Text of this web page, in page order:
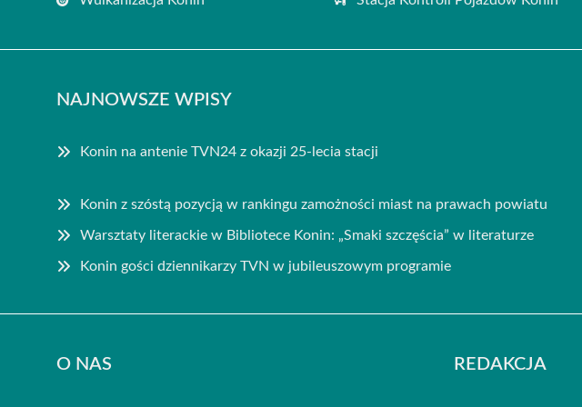
NAJNOWSZE WPISY
Konin na antenie TVN24 z okazji 25-lecia stacji
Konin z szóstą pozycją w rankingu zamożności miast na prawach powiatu
Warsztaty literackie w Bibliotece Konin: „Smaki szczęścia” w literaturze
Konin gości dziennikarzy TVN w jubileuszowym programie
O NAS REDAKCJA